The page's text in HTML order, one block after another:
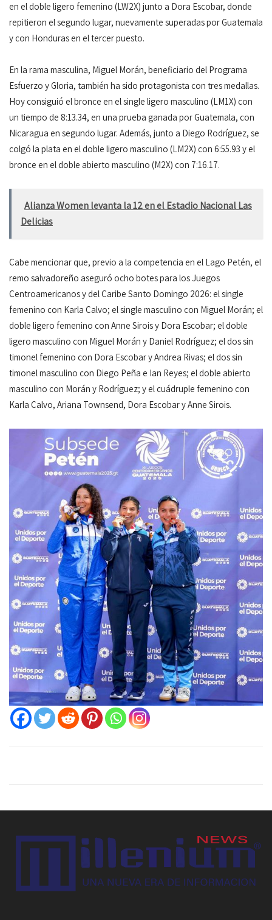
en el doble ligero femenino (LW2X) junto a Dora Escobar, donde
repitieron el segundo lugar, nuevamente superadas por Guatemala
y con Honduras en el tercer puesto.
En la rama masculina, Miguel Morán, beneficiario del Programa
Esfuerzo y Gloria, también ha sido protagonista con tres medallas.
Hoy consiguió el bronce en el single ligero masculino (LM1X) con
un tiempo de 8:13.34, en una prueba ganada por Guatemala, con
Nicaragua en segundo lugar. Además, junto a Diego Rodríguez, se
colgó la plata en el doble ligero masculino (LM2X) con 6:55.93 y el
bronce en el doble abierto masculino (M2X) con 7:16.17.
Alianza Women levanta la 12 en el Estadio Nacional Las
Delicias
Cabe mencionar que, previo a la competencia en el Lago Petén, el
remo salvadoreño aseguró ocho botes para los Juegos
Centroamericanos y del Caribe Santo Domingo 2026: el single
femenino con Karla Calvo; el single masculino con Miguel Morán; el
doble ligero femenino con Anne Sirois y Dora Escobar; el doble
ligero masculino con Miguel Morán y Daniel Rodríguez; el dos sin
timonel femenino con Dora Escobar y Andrea Rivas; el dos sin
timonel masculino con Diego Peña e Ian Reyes; el doble abierto
masculino con Morán y Rodríguez; y el cuádruple femenino con
Karla Calvo, Ariana Townsend, Dora Escobar y Anne Sirois.